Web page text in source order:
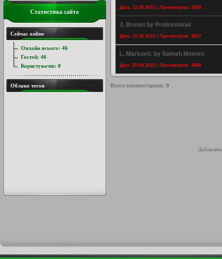
Дата: 13.05.2015 | Просмотров: 4428
J. Brenet by Professional
Дата: 19.02.2016 | Просмотров: 3617
L. Markovic by Sameh Momen
Дата: 25.05.2015 | Просмотров: 4840
Всего комментариев: 0
Статистика сайта
Сейчас online
Онлайн всього: 46
Гостей: 46
Користувачів: 0
Облако тегов